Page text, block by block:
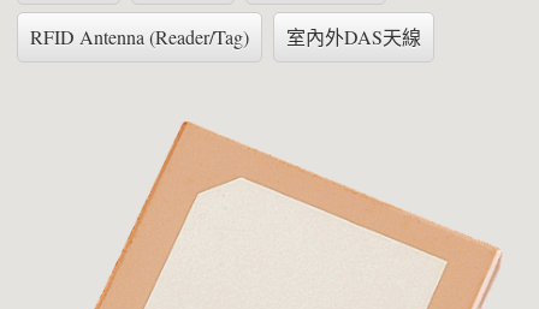
RFID Antenna (Reader/Tag) 室內外DAS天線